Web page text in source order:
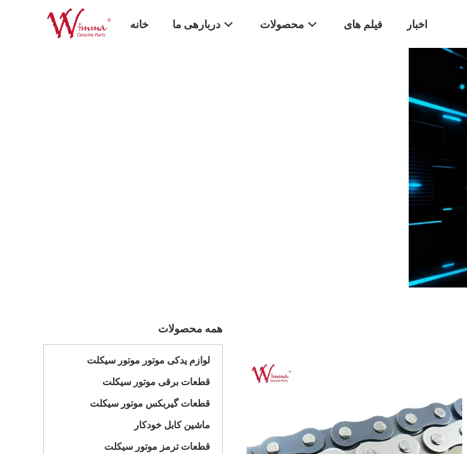
خانه دربارهی ما محصولات فیلم های اخبار
همه محصولات
لوازم یدکی موتور موتور سیکلت
قطعات برقی موتور سیکلت
قطعات گیربکس موتور سیکلت
ماشین کابل خودکار
قطعات ترمز موتور سیکلت